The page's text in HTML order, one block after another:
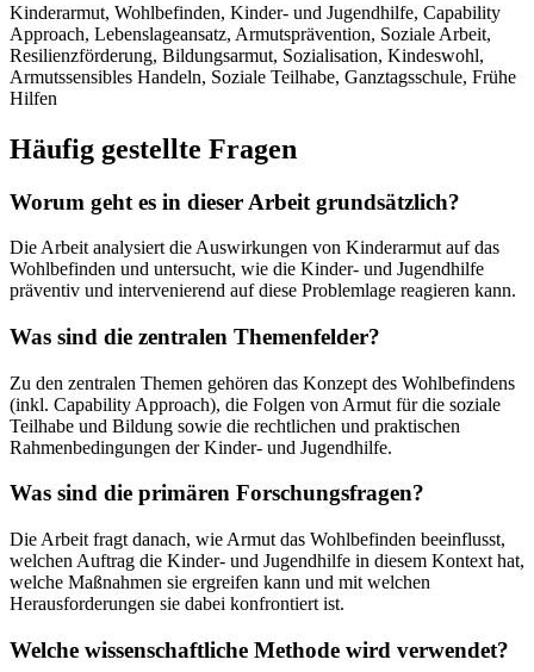
Kinderarmut, Wohlbefinden, Kinder- und Jugendhilfe, Capability
Approach, Lebenslageansatz, Armutsprävention, Soziale Arbeit,
Resilienzförderung, Bildungsarmut, Sozialisation, Kindeswohl,
Armutssensibles Handeln, Soziale Teilhabe, Ganztagsschule, Frühe
Hilfen
Häufig gestellte Fragen
Worum geht es in dieser Arbeit grundsätzlich?
Die Arbeit analysiert die Auswirkungen von Kinderarmut auf das
Wohlbefinden und untersucht, wie die Kinder- und Jugendhilfe
präventiv und intervenierend auf diese Problemlage reagieren kann.
Was sind die zentralen Themenfelder?
Zu den zentralen Themen gehören das Konzept des Wohlbefindens
(inkl. Capability Approach), die Folgen von Armut für die soziale
Teilhabe und Bildung sowie die rechtlichen und praktischen
Rahmenbedingungen der Kinder- und Jugendhilfe.
Was sind die primären Forschungsfragen?
Die Arbeit fragt danach, wie Armut das Wohlbefinden beeinflusst,
welchen Auftrag die Kinder- und Jugendhilfe in diesem Kontext hat,
welche Maßnahmen sie ergreifen kann und mit welchen
Herausforderungen sie dabei konfrontiert ist.
Welche wissenschaftliche Methode wird verwendet?